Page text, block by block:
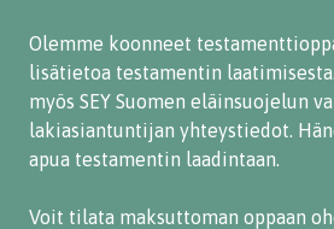
Olemme koonneet
lisätietoa testamentin
myös SEY Suomen eläinsuojelun
lakiasiantuntijan yhteystiedot.
apua testamentin laadintaan.
Voit tilata maksuttoman oppaan